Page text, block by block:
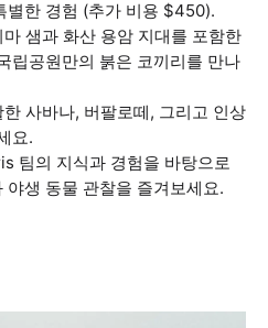
별한 경험 (추가 비용 $450).
샘과 화산 용암 지대를 포함한
립공원만의 붉은 코끼리를 만나
사바나, 버팔로떼, 그리고 인상
요.
팀의 지식과 경험을 바탕으로
생 동물 관찰을 즐겨보세요.